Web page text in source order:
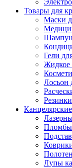
Товары для
Маски
Гели
Лосьон
Лупы